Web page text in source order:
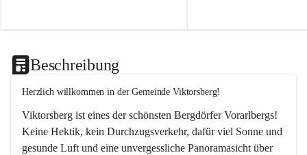
Beschreibung
Herzlich willkommen in der Gemeinde Viktorsberg!
Viktorsberg ist eines der schönsten Bergdörfer Vorarlbergs!
Keine Hektik, kein Durchzugsverkehr, dafür viel Sonne und
gesunde Luft und eine unvergessliche Panoramasicht über